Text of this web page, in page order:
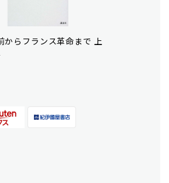
からフランス革命まで 上